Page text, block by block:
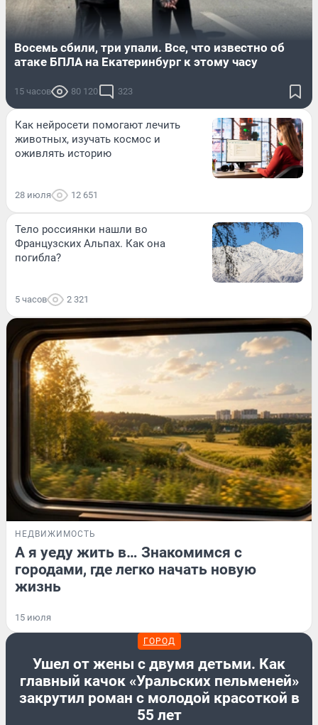
Восемь сбили, три упали. Все, что известно об
атаке БПЛА на Екатеринбург к этому часу
15 часов 80 120 323
Как нейросети помогают лечить
животных, изучать космос и
оживлять историю
28 июля 12 651
Тело россиянки нашли во
Французских Альпах. Как она
погибла?
5 часов 2 321
НЕДВИЖИМОСТЬ
А я уеду жить в… Знакомимся с
городами, где легко начать новую
жизнь
15 июля
ГОРОД
Ушел от жены с двумя детьми. Как
главный качок «Уральских пельменей»
закрутил роман с молодой красоткой в
55 лет